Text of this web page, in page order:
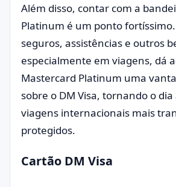
Além disso, contar com a
Platinum é um ponto fortíssimo.
seguros, assistências e outros
especialmente em viagens, dá
Mastercard Platinum uma
sobre o DM Visa, tornando o dia
viagens internacionais mais
protegidos.
Cartão DM Visa